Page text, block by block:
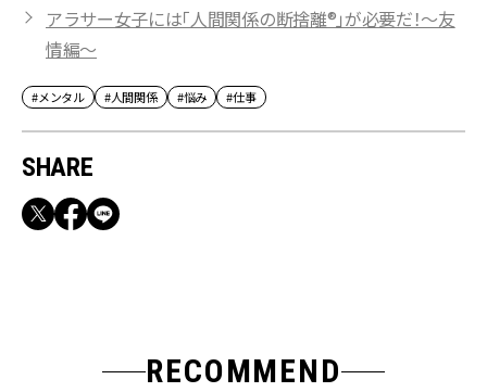
アラサー女子には「人間関係の断捨離®」が必要だ！～友
情編～
#メンタル #人間関係 #悩み #仕事
SHARE
RECOMMEND